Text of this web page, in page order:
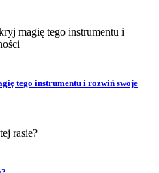
tego instrumentu i rozwiń swoje